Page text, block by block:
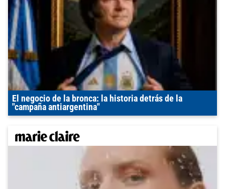
El negocio de la bronca: la historia detrás de la
"campaña antiargentina"